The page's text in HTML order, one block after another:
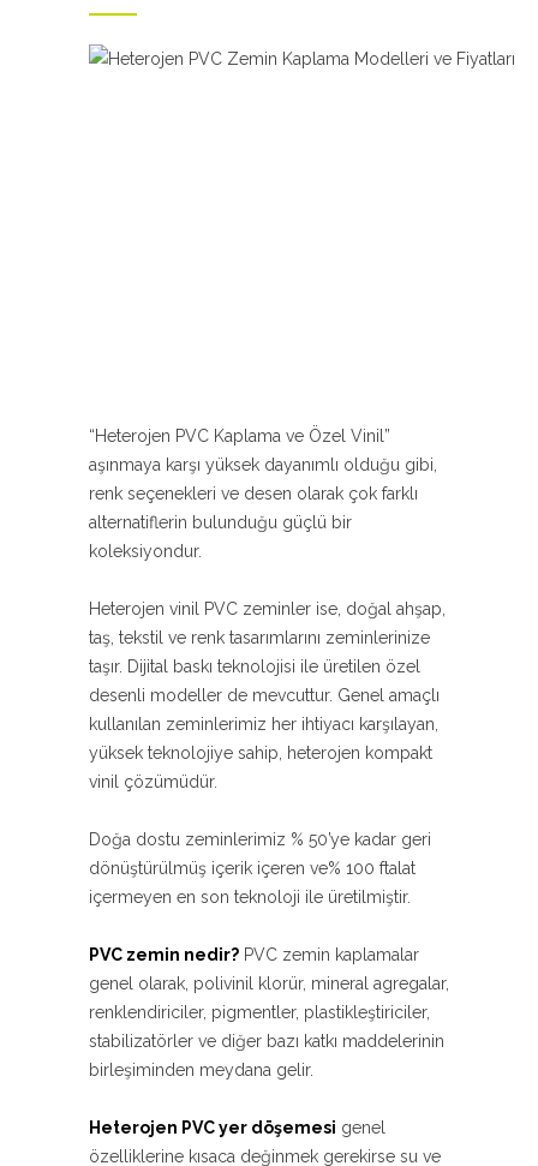
“Heterojen PVC Kaplama ve Özel Vinil”
aşınmaya karşı yüksek dayanımlı olduğu gibi,
renk seçenekleri ve desen olarak çok farklı
alternatiflerin bulunduğu güçlü bir
koleksiyondur.
Heterojen vinil PVC zeminler ise, doğal ahşap,
taş, tekstil ve renk tasarımlarını zeminlerinize
taşır. Dijital baskı teknolojisi ile üretilen özel
desenli modeller de mevcuttur. Genel amaçlı
kullanılan zeminlerimiz her ihtiyacı karşılayan,
yüksek teknolojiye sahip, heterojen kompakt
vinil çözümüdür.
Doğa dostu zeminlerimiz % 50’ye kadar geri
dönüştürülmüş içerik içeren ve% 100 ftalat
içermeyen en son teknoloji ile üretilmiştir.
PVC zemin nedir? PVC zemin kaplamalar
genel olarak, polivinil klorür, mineral agregalar,
renklendiriciler, pigmentler, plastikleştiriciler,
stabilizatörler ve diğer bazı katkı maddelerinin
birleşiminden meydana gelir.
Heterojen PVC yer döşemesi genel
özelliklerine kısaca değinmek gerekirse su ve